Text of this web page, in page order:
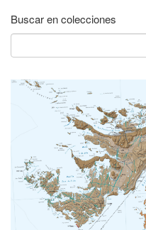
Buscar en colecciones